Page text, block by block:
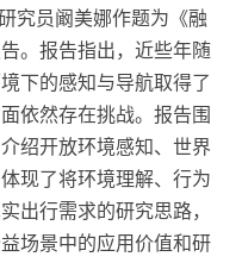
究员阚美娜作题为《融
。报告指出，近些年随
下的感知与导航取得了
依然存在挑战。报告围
绍开放环境感知、世界
现了将环境理解、行为
出行需求的研究思路，
场景中的应用价值和研